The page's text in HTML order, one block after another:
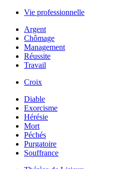
Vie professionnelle
Argent
Chômage
Management
Réussite
Travail
Croix
Diable
Exorcisme
Hérésie
Mort
Péchés
Purgatoire
Souffrance